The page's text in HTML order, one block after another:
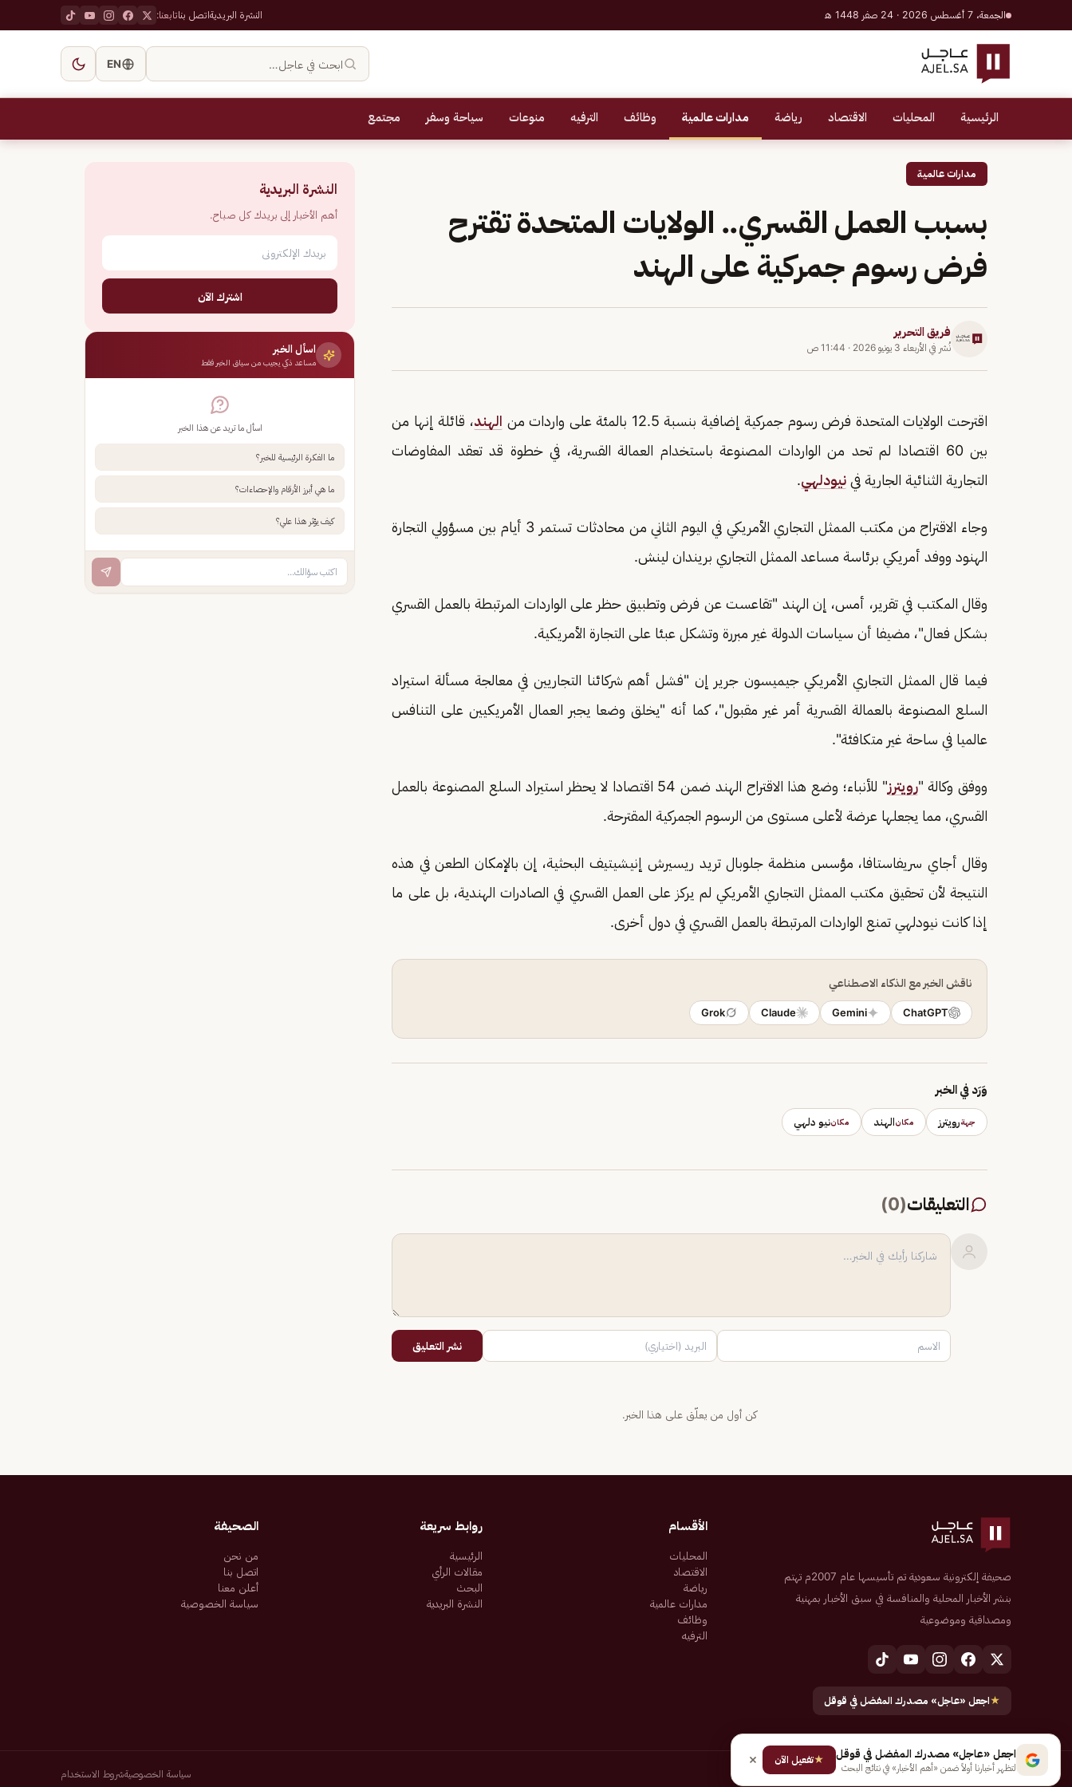
الجمعة، 7 أغسطس 2026 · 24 صفر 1448 هـ النشرة البريديةاتصل بناتابعنا:
ابحث في عاجل… EN
الرئيسية المحليات الاقتصاد رياضة مدارات عالمية وظائف الترفيه منوعات سياحة وسفر مجتمع
مدارات عالمية
بسبب العمل القسري.. الولايات المتحدة تقترح
فرض رسوم جمركية على الهند
فريق التحرير
نُشر في الأربعاء 3 يونيو 2026 · 11:44 ص
اقترحت الولايات المتحدة فرض رسوم جمركية إضافية بنسبة 12.5 بالمئة على واردات من الهند، قائلة ​إنها من
بين 60 اقتصادا لم تحد من ‌الواردات المصنوعة باستخدام العمالة القسرية، في خطوة قد تعقد المفاوضات
التجارية الثنائية الجارية في نيودلهي.
وجاء الاقتراح من مكتب الممثل التجاري ​الأمريكي في اليوم الثاني من محادثات تستمر 3 ​أيام بين مسؤولي التجارة
الهنود ووفد أمريكي برئاسة ⁠مساعد الممثل التجاري بريندان لينش.
وقال المكتب في تقرير، أمس، إن الهند "تقاعست عن فرض ​وتطبيق حظر على الواردات المرتبطة بالعمل القسري
بشكل فعال"، مضيفا أن سياسات الدولة غير مبررة وتشكل عبئا على التجارة الأمريكية.
فيما قال الممثل التجاري ​الأمريكي جيميسون جرير إن "فشل أهم شركائنا التجاريين في ​معالجة مسألة استيراد
السلع المصنوعة بالعمالة القسرية أمر غير مقبول"، كما أنه "يخلق وضعا ⁠يجبر العمال الأمريكيين على التنافس
عالميا في ساحة غير متكافئة".
ووفق وكالة "رويترز
" للأنباء؛ وضع هذا الاقتراح الهند ضمن 54 اقتصادا لا يحظر ​استيراد السلع ​المصنوعة بالعمل
القسري، ⁠مما يجعلها عرضة لأعلى مستوى من الرسوم الجمركية المقترحة.
وقال أجاي سريفاستافا، مؤسس منظمة ​جلوبال تريد ريسيرش إنيشيتيف البحثية، إن بالإمكان الطعن ​في ⁠هذه
النتيجة لأن تحقيق مكتب الممثل التجاري الأمريكي لم يركز على العمل القسري في الصادرات الهندية، بل على ما
⁠إذا ​كانت نيودلهي تمنع الواردات المرتبطة ​بالعمل القسري في دول أخرى.
ناقش الخبر مع الذكاء الاصطناعي
ChatGPT
Gemini
Claude
Grok
وَرَد في الخبر
جهةرويترز مكانالهند مكاننيو دلهي
التعليقات(
0
)
نشر التعليق
كن أول من يعلّق على هذا الخبر.
النشرة البريدية
أهم الأخبار إلى بريدك كل صباح.
اشترك الآن
اسأل الخبر
مساعد ذكي يجيب من سياق الخبر فقط
اسأل ما تريد عن هذا الخبر
ما الفكرة الرئيسية للخبر؟
ما هي أبرز الأرقام والإحصاءات؟
كيف يؤثر هذا علي؟
صحيفة إلكترونية سعودية تم تأسيسها عام 2007م تهتم
بنشر الأخبار المحلية والمنافسة في سبق الأخبار بمهنية
ومصداقية وموضوعية
★اجعل «عاجل» مصدرك المفضل في قوقل
الأقسام
المحليات
الاقتصاد
رياضة
مدارات عالمية
وظائف
الترفيه
روابط سريعة
الرئيسية
مقالات الرأي
البحث
النشرة البريدية
الصحيفة
من نحن
اتصل بنا
أعلن معنا
سياسة الخصوصية
جميع الحقوق محفوظة لـ شركة إيجاز للنشر الإلكتروني المالكة لصحيفة عاجل سياسة الخصوصيةشروط الاستخدام
اجعل «عاجل» مصدرك المفضل في قوقل
لتظهر أخبارنا أولاً ضمن «أهم الأخبار» في نتائج البحث
★تفعيل الآن